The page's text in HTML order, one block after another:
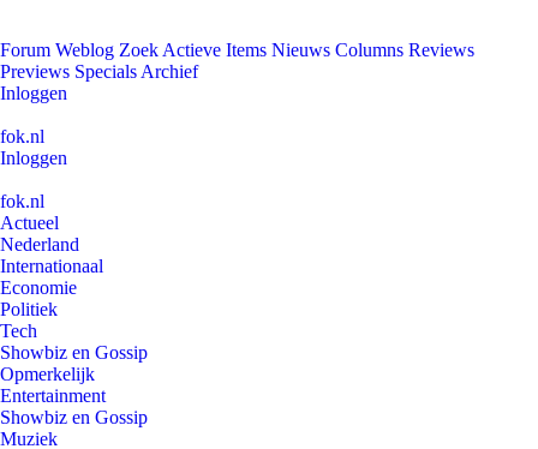
Forum Weblog Zoek Actieve Items Nieuws Columns Reviews
Previews Specials Archief
Inloggen
fok.nl
Inloggen
fok.nl
Actueel
Nederland
Internationaal
Economie
Politiek
Tech
Showbiz en Gossip
Opmerkelijk
Entertainment
Showbiz en Gossip
Muziek